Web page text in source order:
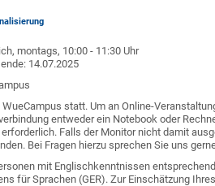
montags, 10:00 - 11:30 Uhr
14.07.2025
statt. Um an Online-
entweder ein Notebook oder
Falls der Monitor nicht damit
Bei Fragen hierzu sprechen Sie uns
mit Englischkenntnissen
für Sprachen (GER). Zur Einschätzung